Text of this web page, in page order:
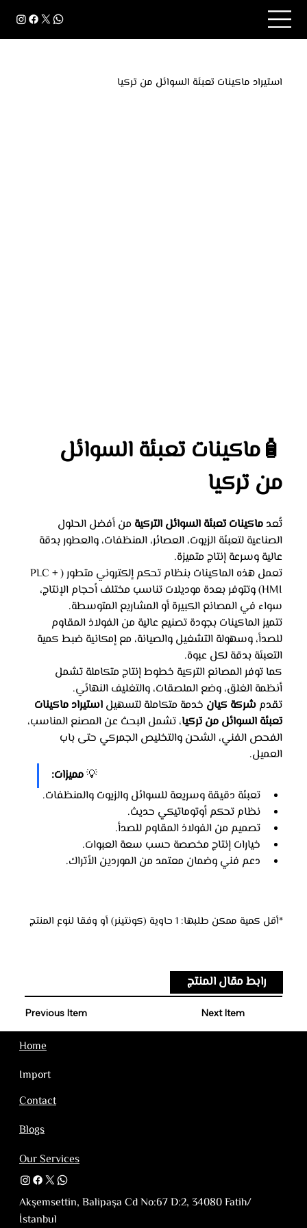
استيراد ماكينات تعبئة السوائل من تركيا
🧴ماكينات تعبئة السوائل
من تركيا
تُعد ماكينات تعبئة السوائل التركية من أفضل الحلول
الصناعية لتعبئة الزيوت، العصائر، المنظفات، والعطور بدقة
عالية وسرعة إنتاج متميزة.
تعمل هذه الماكينات بنظام تحكم إلكتروني متطور (PLC +
HMI) وتتوفر بعدة موديلات تناسب مختلف أحجام الإنتاج،
سواء في المصانع الكبيرة أو المشاريع المتوسطة.
تتميز الماكينات بجودة تصنيع عالية من الفولاذ المقاوم
للصدأ، وسهولة التشغيل والصيانة، مع إمكانية ضبط كمية
التعبئة بدقة لكل عبوة.
كما توفر المصانع التركية خطوط إنتاج متكاملة تشمل
أنظمة الغلق، وضع الملصقات، والتغليف النهائي.
تقدم شركة كيان خدمة متكاملة لتسهيل استيراد ماكينات
تعبئة السوائل من تركيا، تشمل البحث عن المصنع المناسب،
الفحص الفني، الشحن والتخليص الجمركي حتى باب
العميل.
💡 مميزات:
تعبئة دقيقة وسريعة للسوائل والزيوت والمنظفات.
نظام تحكم أوتوماتيكي حديث.
تصميم من الفولاذ المقاوم للصدأ.
خيارات إنتاج مخصصة حسب سعة العبوات.
دعم فني وضمان معتمد من الموردين الأتراك.
*أقل كمية ممكن طلبها: 1 حاوية (كونتينر) أو وفقا لنوع المنتج
رابط مقال المنتج
Next Item
Previous Item
Home
Import
Contact
Blogs
Our Services
Akşemsettin, Balipaşa Cd No:67 D:2, 34080 Fatih/
İstanbul